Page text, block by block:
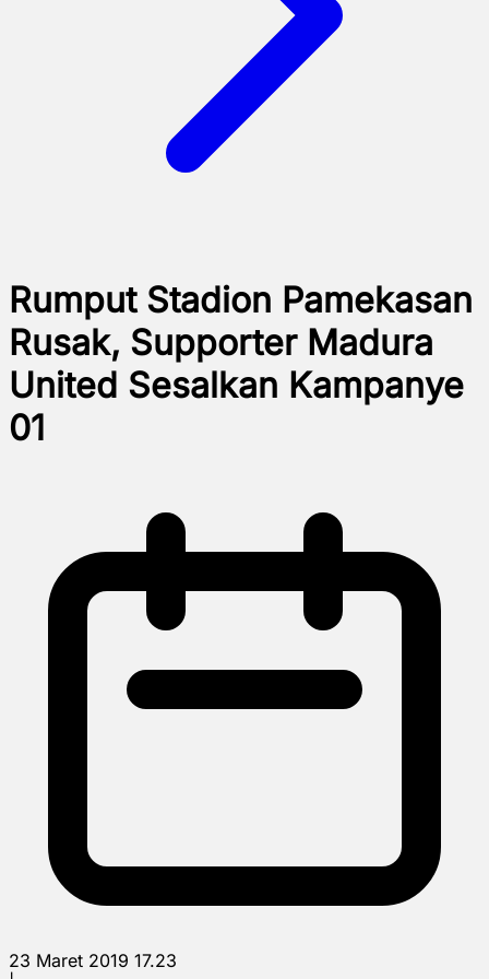
Rumput Stadion Pamekasan
Rusak, Supporter Madura
United Sesalkan Kampanye
01
23 Maret 2019 17.23